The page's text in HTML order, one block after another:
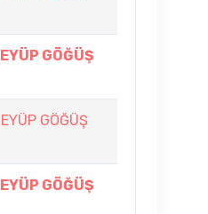
EYÜP GÖĞÜŞ
EYÜP GÖĞÜŞ
EYÜP GÖĞÜŞ